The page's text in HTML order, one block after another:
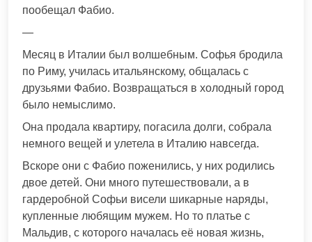
пообещал Фабио.
—
Месяц в Италии был волшебным. Софья бродила
по Риму, училась итальянскому, общалась с
друзьями Фабио. Возвращаться в холодный город
было немыслимо.
Она продала квартиру, погасила долги, собрала
немного вещей и улетела в Италию навсегда.
Вскоре они с Фабио поженились, у них родились
двое детей. Они много путешествовали, а в
гардеробной Софьи висели шикарные наряды,
купленные любящим мужем. Но то платье с
Мальдив, с которого началась её новая жизнь,